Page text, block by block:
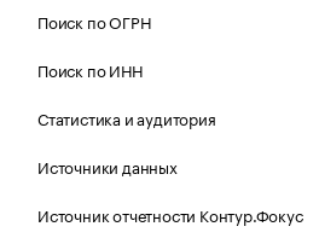
Поиск по ОГРН
Поиск по ИНН
Статистика и аудитория
Источники данных
Источник отчетности Контур.Фокус